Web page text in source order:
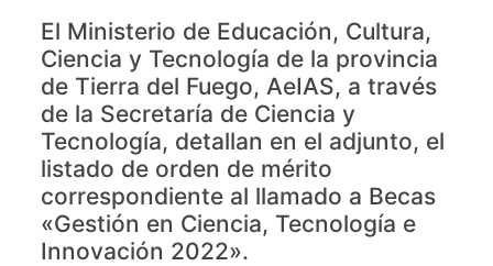
El Ministerio de Educación, Cultura,
Ciencia y Tecnología de la provincia
de Tierra del Fuego, AeIAS, a través
de la Secretaría de Ciencia y
Tecnología, detallan en el adjunto, el
listado de orden de mérito
correspondiente al llamado a Becas
«Gestión en Ciencia, Tecnología e
Innovación 2022».